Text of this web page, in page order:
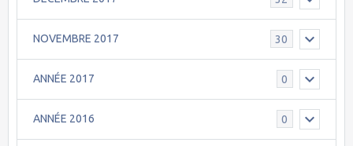
NOVEMBRE 2017 30
ANNÉE 2017 0
ANNÉE 2016 0